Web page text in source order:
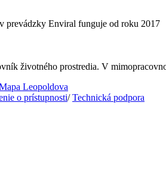
prevádzky Enviral funguje od roku 2017
životného prostredia. V
Leopoldova
o prístupnosti/ Technická podpora